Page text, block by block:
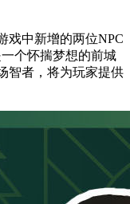
戏中新增的两位NPC
个怀揣梦想的前城
智者，将为玩家提供